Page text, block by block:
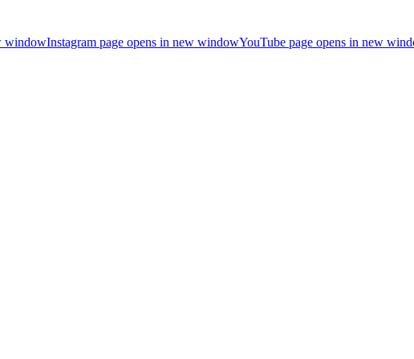
windowInstagram page opens in new windowYouTube page opens in new